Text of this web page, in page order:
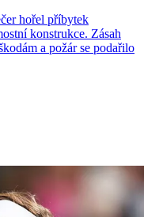
hořel příbytek
konstrukce. Zásah
a požár se podařilo